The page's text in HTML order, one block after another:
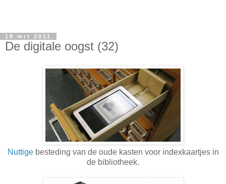
18 mrt 2011
De digitale oogst (32)
Nuttigebesteding van de oude kasten voor indexkaartjes in
de bibliotheek.